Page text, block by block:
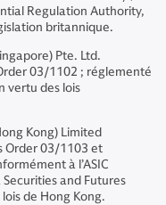
Regulation Authority,
britannique.
Pte. Ltd.
03/1102 ; réglementé
vertu des lois
Kong) Limited
Order 03/1103 et
à l’ASIC
and Futures
de Hong Kong.